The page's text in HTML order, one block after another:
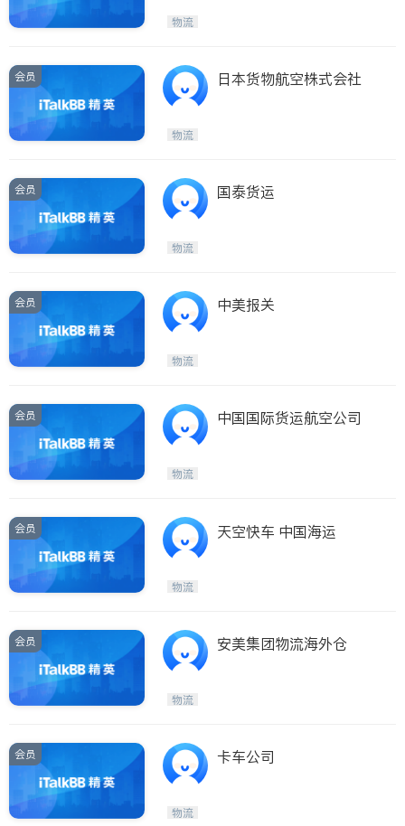
物流
会员 日本货物航空株式会社
物流
会员 国泰货运
物流
会员 中美报关
物流
会员 中国国际货运航空公司
物流
会员 天空快车 中国海运
物流
会员 安美集团物流海外仓
物流
会员 卡车公司
物流